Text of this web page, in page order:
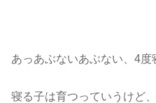
あっあぶないあぶない、4
寝る子は育つっていうけど